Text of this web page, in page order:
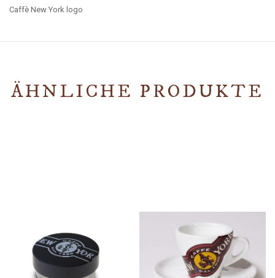
Caffè New York logo
ÄHNLICHE PRODUKTE